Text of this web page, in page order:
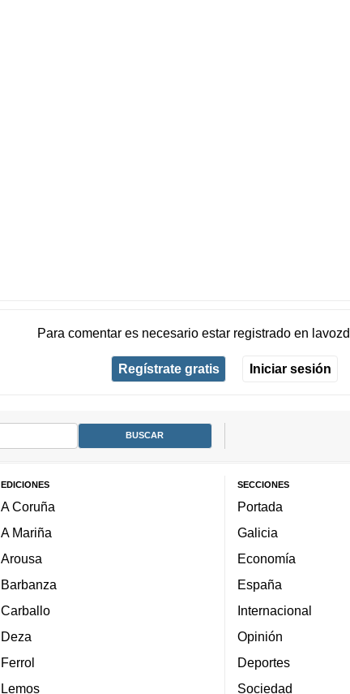
Para comentar es necesario estar registradoen
Regístrate gratis Iniciar sesión
EDICIONES
A Coruña
A Mariña
Arousa
Barbanza
Carballo
Deza
Ferrol
Lemos
SECCIONES
Portada
Galicia
Economía
España
Internacional
Opinión
Deportes
Sociedad